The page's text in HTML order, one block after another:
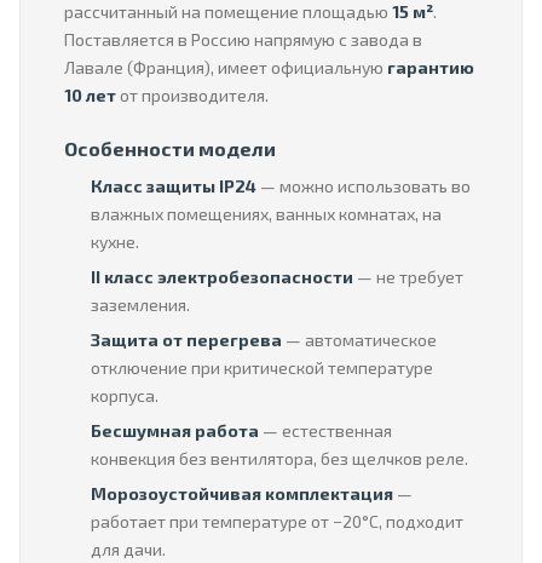
рассчитанный на помещение площадью 15 м².
Поставляется в Россию напрямую с завода в
Лавале (Франция), имеет официальную гарантию
10 летот производителя.
Особенности модели
Класс защиты IP24 — можно использовать во
влажных помещениях, ванных комнатах, на
кухне.
II класс электробезопасности — не требует
заземления.
Защита от перегрева — автоматическое
отключение при критической температуре
корпуса.
Бесшумная работа — естественная
конвекция без вентилятора, без щелчков реле.
Морозоустойчивая комплектация —
работает при температуре от −20°C, подходит
для дачи.